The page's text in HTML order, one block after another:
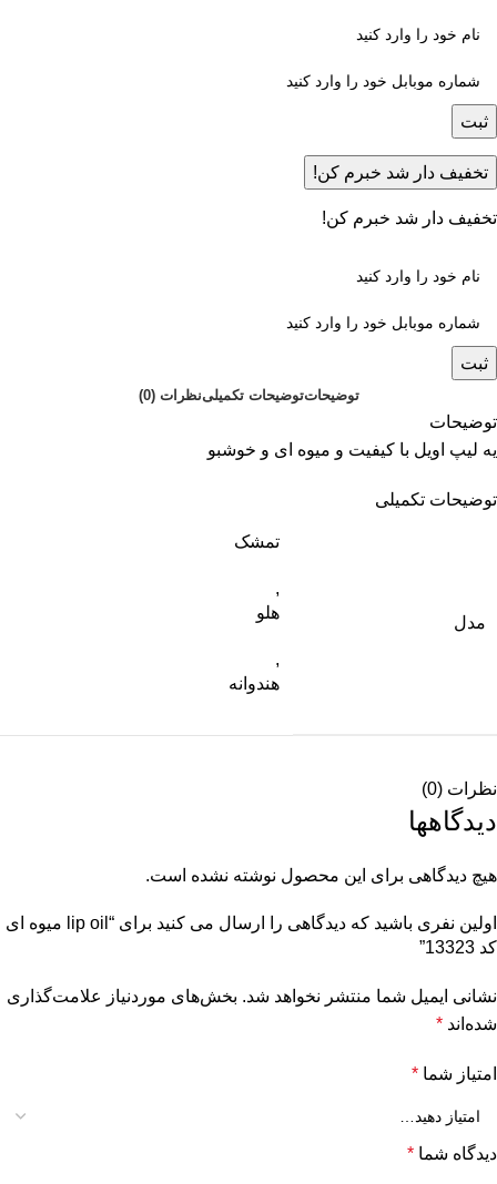
ثبت
تخفیف دار شد خبرم کن!
تخفیف دار شد خبرم کن!
ثبت
توضیحاتتوضیحات تکمیلینظرات (0)
توضیحات
یه لیپ اویل با کیفیت و میوه ای و خوشبو
توضیحات تکمیلی
مدل
تمشک
,
هلو
,
هندوانه
نظرات (0)
دیدگاهها
هیچ دیدگاهی برای این محصول نوشته نشده است.
اولین نفری باشید که دیدگاهی را ارسال می کنید برای “lip oil میوه ای
کد 13323”
نشانی ایمیل شما منتشر نخواهد شد. بخش‌های موردنیاز علامت‌گذاری
شده‌اند *
امتیاز شما *
دیدگاه شما *